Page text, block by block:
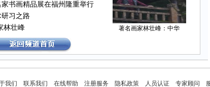
书画精品展在福州隆重举行
习之路
林壮峰
著名画家林壮峰：中华
我们 联系我们 在线帮助 注册服务 隐私政策 人员认证 专家顾问